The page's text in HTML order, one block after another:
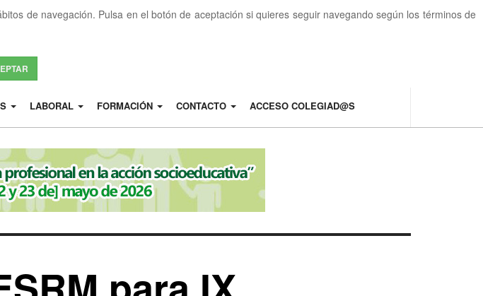
de navegación. Pulsa en el botón de aceptación si quieres seguir navegando según los términos de
LABORAL FORMACIÓN CONTACTO ACCESO COLEGIAD@S